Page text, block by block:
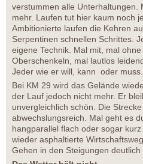
verstummen alle Unterhaltungen.
mehr. Laufen tut hier kaum noch
Ambitionierte laufen die Kehren
Serpentinen schnellen Schrittes.
eigene Technik. Mal mit, mal
Oberschenkeln, mal lautlos
Jeder wie er will, kann oder muss.
Bei KM 29 wird das Gelände
der Lauf jedoch nicht mehr. Er
unvergleichlich schön. Die
abwechslungsreich. Mal geht es
hangparallel flach oder sogar
wieder asphaltierte
Gehen in den Steigungen deutlich